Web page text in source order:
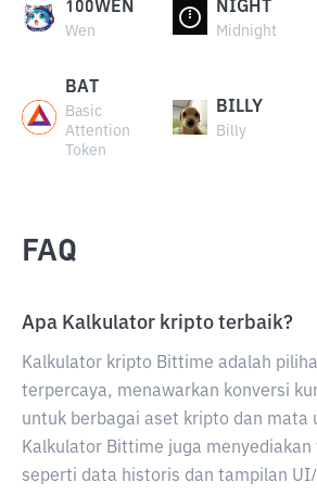
100WEN
Wen
NIGHT
Midnight
BAT
Basic
Attention
Token
BILLY
Billy
FAQ
Apa Kalkulator kripto terbaik?
Kalkulator kripto Bittime adalah
terpercaya, menawarkan konversi
untuk berbagai aset kripto dan mata
Kalkulator Bittime juga
seperti data historis dan tampilan